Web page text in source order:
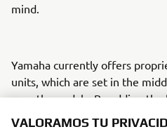
mind.
Yamaha currently offers
units, which are set in the
near the pedals. By adding
manufactured through this
VALORAMOS TU